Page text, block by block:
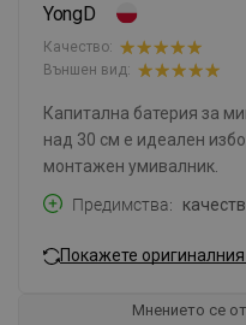
YongD
Качество:
Външен вид:
Капитална батерия за
над 30 см е идеален
монтажен умивалник.
Предимства
Покажете
Мнението се